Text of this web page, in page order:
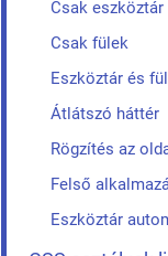
Csak eszköztár
Csak fülek
Eszköztár és
Átlátszó háttér
Rögzítés az
Felső
Eszköztár